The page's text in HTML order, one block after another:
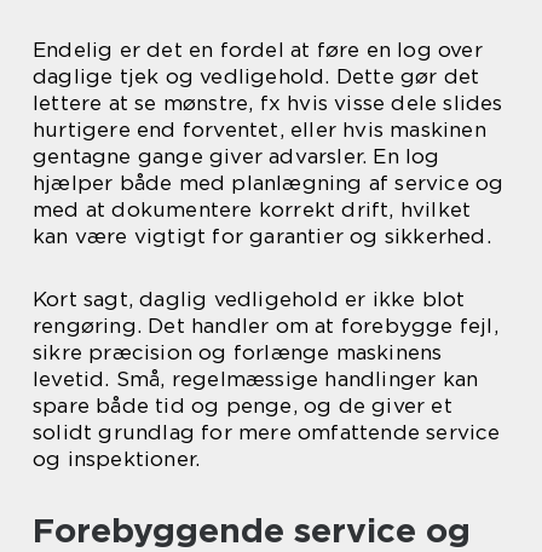
Endelig er det en fordel at føre en log over
daglige tjek og vedligehold. Dette gør det
lettere at se mønstre, fx hvis visse dele slides
hurtigere end forventet, eller hvis maskinen
gentagne gange giver advarsler. En log
hjælper både med planlægning af service og
med at dokumentere korrekt drift, hvilket
kan være vigtigt for garantier og sikkerhed.
Kort sagt, daglig vedligehold er ikke blot
rengøring. Det handler om at forebygge fejl,
sikre præcision og forlænge maskinens
levetid. Små, regelmæssige handlinger kan
spare både tid og penge, og de giver et
solidt grundlag for mere omfattende service
og inspektioner.
Forebyggende service og